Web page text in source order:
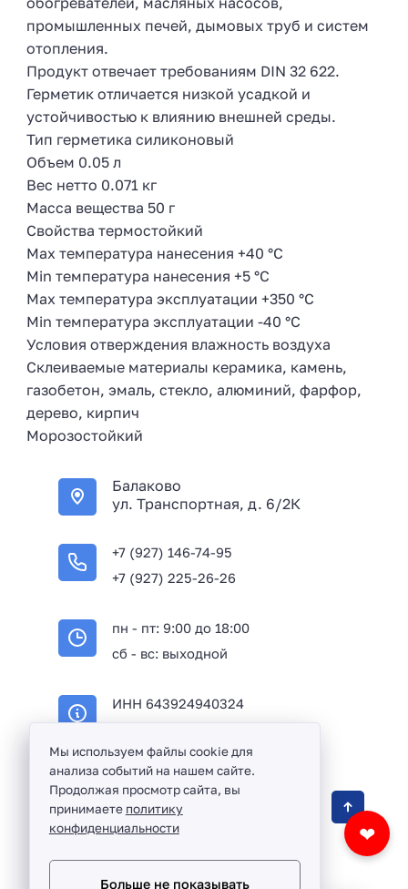
промышленных печей, дымовых труб и систем
отопления.
Продукт отвечает требованиям DIN 32 622.
Герметик отличается низкой усадкой и
устойчивостью к влиянию внешней среды.
Тип герметика силиконовый
Объем 0.05 л
Вес нетто 0.071 кг
Масса вещества 50 г
Свойства термостойкий
Max температура нанесения +40 °С
Min температура нанесения +5 °С
Max температура эксплуатации +350 °С
Min температура эксплуатации -40 °С
Условия отверждения влажность воздуха
Склеиваемые материалы керамика, камень,
газобетон, эмаль, стекло, алюминий, фарфор,
дерево, кирпич
Морозостойкий
Балаково
ул. Транспортная, д. 6/2К
+7 (927) 146-74-95
+7 (927) 225-26-26
пн - пт: 9:00 до 18:00
сб - вс: выходной
ИНН 643924940324
❤
Оптовая продажа сантехники и комплектующих
в Балаково и Саратовской области ©
Разработка сайта и дизайн:revtail.ru
Мы используем файлы cookie для
анализа событий на нашем сайте.
Продолжая просмотр сайта, вы
принимаете политику
конфиденциальности
Больше не показывать